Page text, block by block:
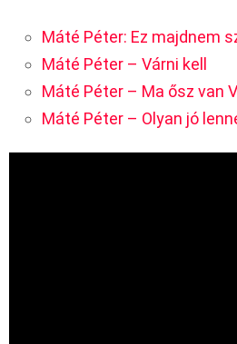
Máté Péter: Ez majdnem
Máté Péter – Várni kell
Máté Péter – Ma ősz van
Máté Péter – Olyan jó